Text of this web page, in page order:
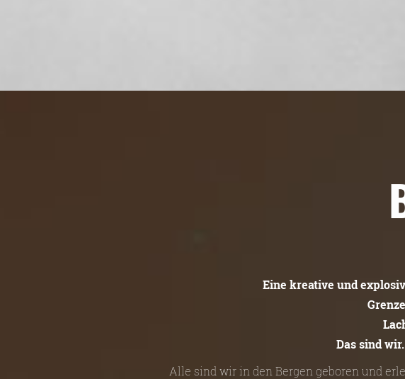
Eine kreative und
Das sind
Alle sind wir in den Bergen geboren und